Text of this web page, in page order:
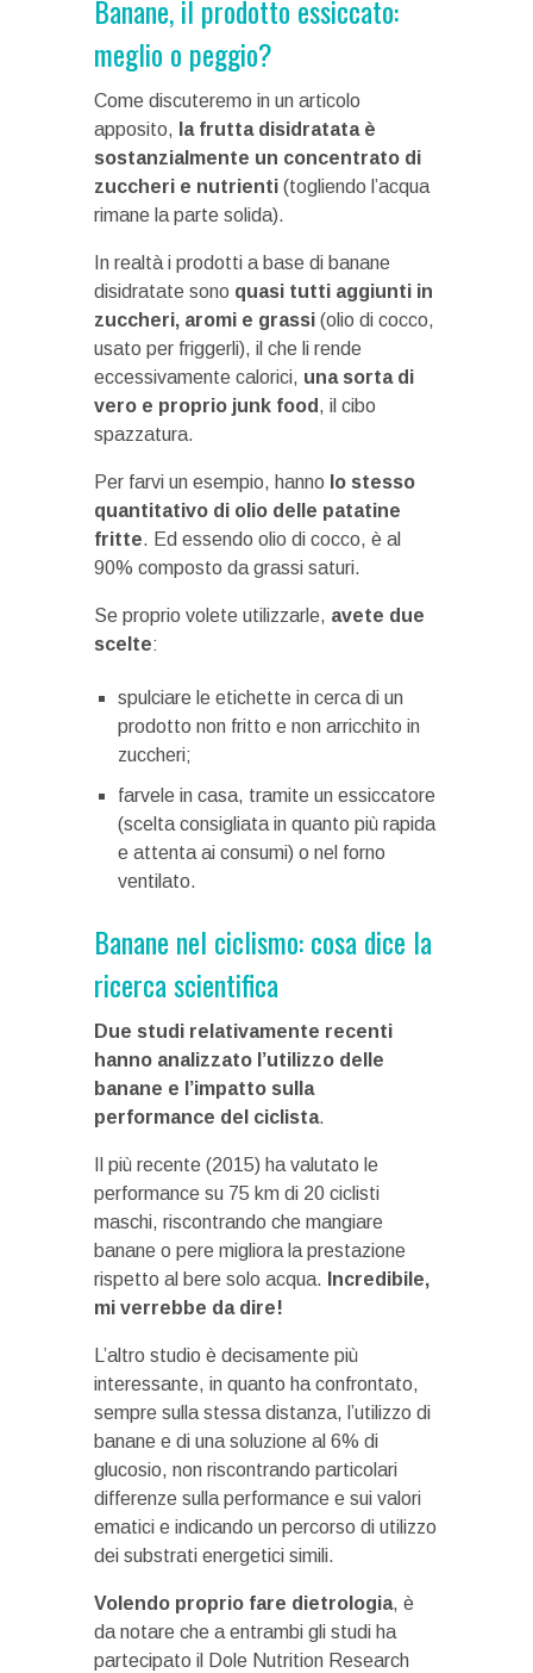
Banane, il prodotto essiccato:
meglio o peggio?
Come discuteremo in un articolo
apposito,
la frutta disidratata è
sostanzialmente un concentrato di
zuccheri e nutrienti (togliendo l’acqua
rimane la parte solida).
In realtà i prodotti a base di banane
disidratate sono quasi tutti aggiunti in
zuccheri, aromi e grassi (olio di cocco,
usato per friggerli), il che li rende
eccessivamente calorici, una sorta di
vero e proprio junk food , il cibo
spazzatura.
Per farvi un esempio, hanno lo stesso
quantitativo di olio delle patatine
fritte. Ed essendo olio di cocco, è al
90% composto da grassi saturi.
Se proprio volete utilizzarle, avete due
scelte:
spulciare le etichette in cerca di un
prodotto non fritto e non arricchito in
zuccheri;
farvele in casa, tramite un essiccatore
(scelta consigliata in quanto più rapida
e attenta ai consumi) o nel forno
ventilato.
Banane nel ciclismo: cosa dice la
ricerca scientifica
Due studi relativamente recenti
hanno analizzato l’utilizzo delle
banane e l’impatto sulla
performance del ciclista.
Il più recente (2015) ha valutato le
performance su 75 km di 20 ciclisti
maschi, riscontrando che mangiare
banane o pere migliora la prestazione
rispetto al bere solo acqua.
Incredibile,
mi verrebbe da dire!
L’altro studio è decisamente più
interessante, in quanto ha confrontato,
sempre sulla stessa distanza, l’utilizzo di
banane e di una soluzione al 6% di
glucosio, non riscontrando particolari
differenze sulla performance e sui valori
ematici e indicando un percorso di utilizzo
dei substrati energetici simili.
Volendo proprio fare dietrologia, è
da notare che a entrambi gli studi ha
partecipato il Dole Nutrition Research